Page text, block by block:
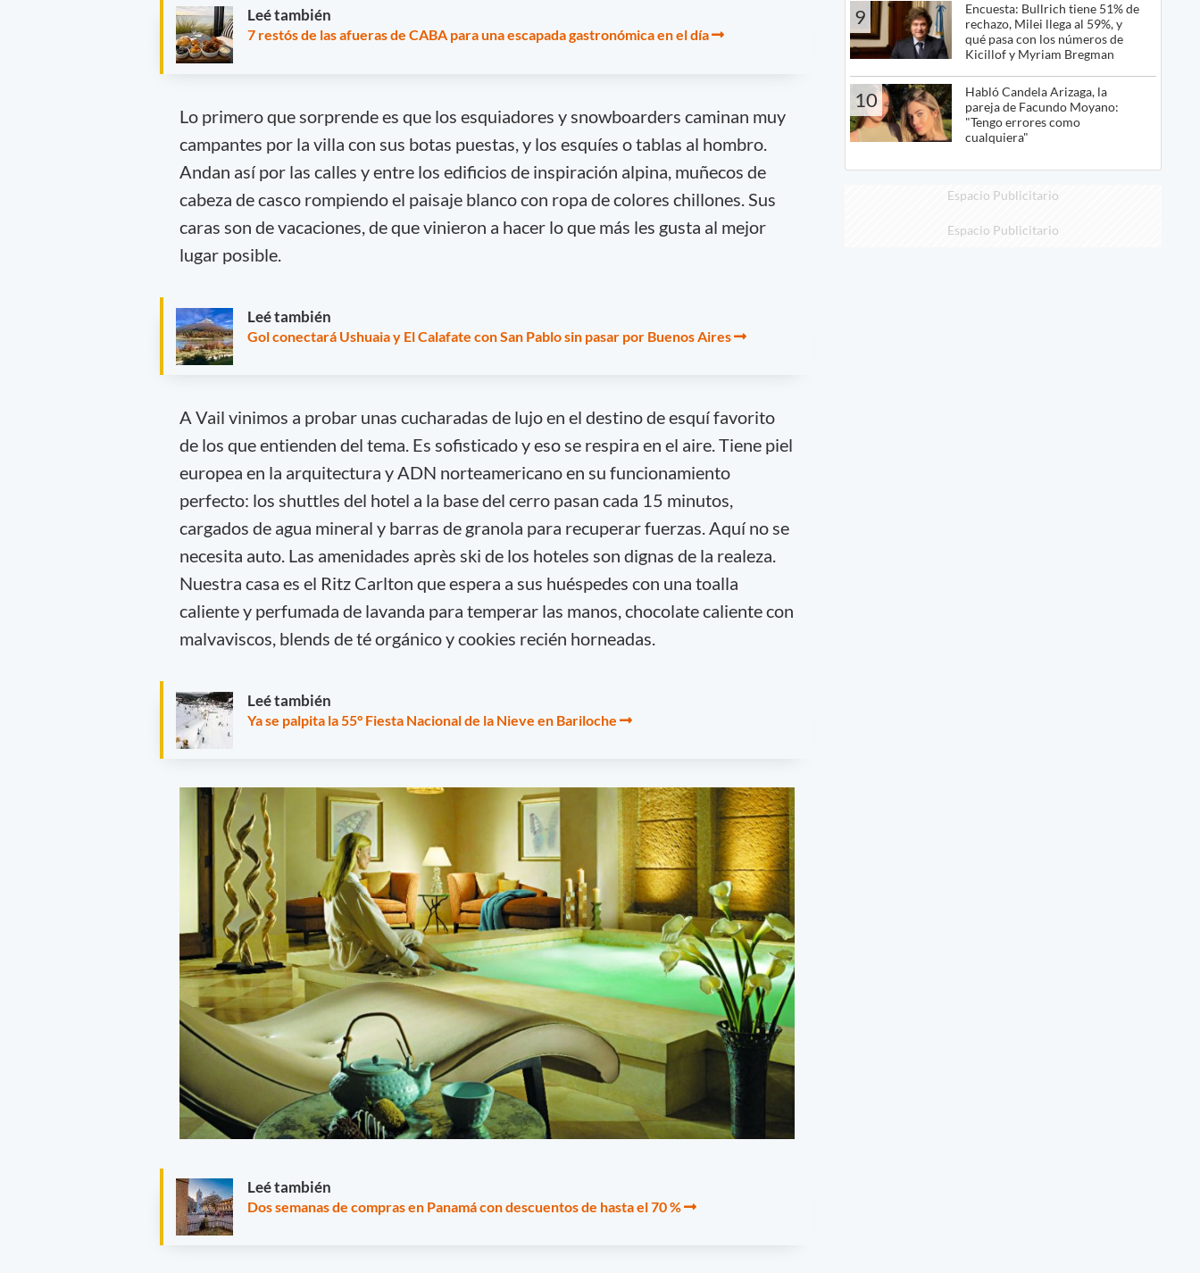
Leé también
7 restós de las afueras de CABA para una escapada gastronómica en el día
Lo primero que sorprende es que los esquiadores y snowboarders caminan muy
campantes por la villa con sus botas puestas, y los esquíes o tablas al hombro.
Andan así por las calles y entre los edificios de inspiración alpina, muñecos de
cabeza de casco rompiendo el paisaje blanco con ropa de colores chillones. Sus
caras son de vacaciones, de que vinieron a hacer lo que más les gusta al mejor
lugar posible.
Leé también
Gol conectará Ushuaia y El Calafate con San Pablo sin pasar por Buenos Aires
A Vail vinimos a probar unas cucharadas de lujo en el destino de esquí favorito
de los que entienden del tema. Es sofisticado y eso se respira en el aire. Tiene piel
europea en la arquitectura y ADN norteamericano en su funcionamiento
perfecto: los shuttles del hotel a la base del cerro pasan cada 15 minutos,
cargados de agua mineral y barras de granola para recuperar fuerzas. Aquí no se
necesita auto. Las amenidades après ski de los hoteles son dignas de la realeza.
Nuestra casa es el Ritz Carlton que espera a sus huéspedes con una toalla
caliente y perfumada de lavanda para temperar las manos, chocolate caliente con
malvaviscos, blends de té orgánico y cookies recién horneadas.
Leé también
Ya se palpita la 55° Fiesta Nacional de la Nieve en Bariloche
Leé también
Dos semanas de compras en Panamá con descuentos de hasta el 70 %
9
Encuesta: Bullrich tiene 51% de
rechazo, Milei llega al 59%, y
qué pasa con los números de
Kicillof y Myriam Bregman
10
Habló Candela Arizaga, la
pareja de Facundo Moyano:
"Tengo errores como
cualquiera"
Espacio Publicitario
Espacio Publicitario